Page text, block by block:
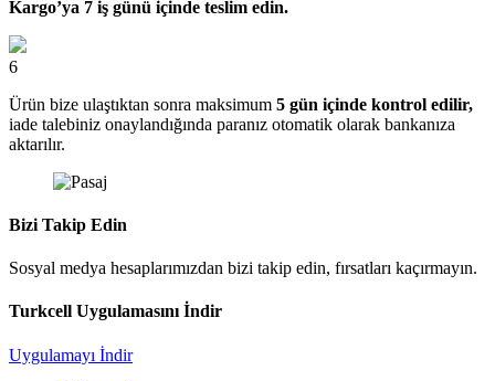
Kargo’ya 7 iş günü içinde teslim edin.
6
Ürün bize ulaştıktan sonra maksimum 5 gün içinde kontrol edilir,
iade talebiniz onaylandığında paranız otomatik olarak bankanıza
aktarılır.
Bizi Takip Edin
Sosyal medya hesaplarımızdan bizi takip edin, fırsatları kaçırmayın.
Turkcell Uygulamasını İndir
Uygulamayı İndir